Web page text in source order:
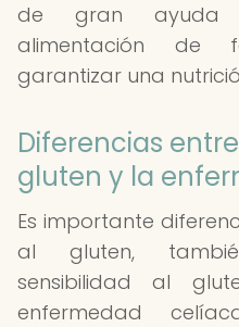
de gran
alimentación de
garantizar una
Diferencias
gluten y la
Es importante
al gluten,
sensibilidad al
enfermedad